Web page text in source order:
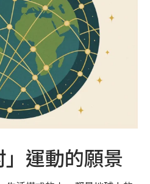
」運動的願景